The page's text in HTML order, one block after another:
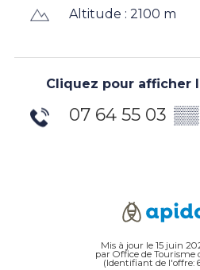
Altitude : 2100 m
Cliquez pour afficher
07 64 55 03 ▒▒
Mis à jour le 15 juin
par Office de Tourisme
(Identifiant de l'offre: